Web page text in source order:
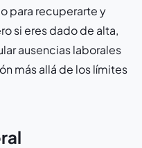
para recuperarte y
si eres dado de alta,
ausencias laborales
más allá de los límites